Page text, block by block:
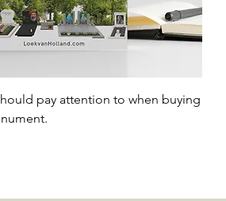
pay attention to when buying